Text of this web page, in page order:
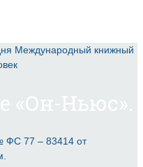
Международный книжный
ФС 77 – 83414 от